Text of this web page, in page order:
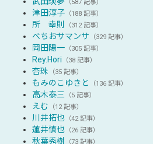
（587 記事）
津田淳子 （188 記事）
所 幸則 （312 記事）
べちおサマンサ （329 記事）
岡田陽一 （305 記事）
Rey.Hori （38 記事）
杏珠 （35 記事）
もみのこゆきと （136 記事）
高木泰三 （5 記事）
えむ （12 記事）
川井拓也 （42 記事）
蓮井慎也 （26 記事）
秋葉秀樹 （73 記事）